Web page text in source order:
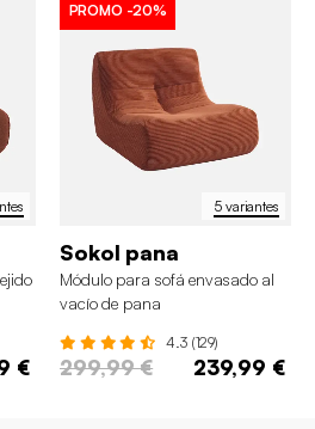
€
5 variantes
PROMO -20%
Sokol pana
Módulo para sofá envasado al
vacío de pana
4.3 (129)
299,99 € 239,99 €